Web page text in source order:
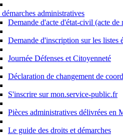
démarches administratives
Demande d'acte d'état-civil (acte de
Demande d'inscription sur les listes
Journée Défenses et Citoyenneté
Déclaration de changement de
S'inscrire sur mon.service-public.fr
Pièces administratives délivrées en
Le guide des droits et démarches